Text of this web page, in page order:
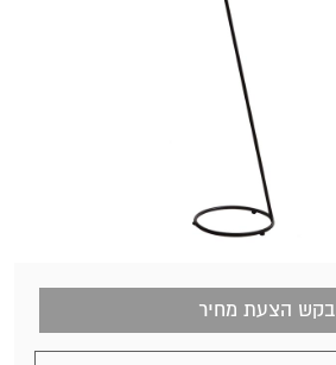
בקש הצעת מחיר